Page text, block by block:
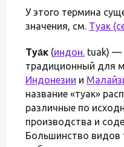
У этого термина
значения, см. Туак
Туа́к (индон. tuak) —
традиционный для
Индонезии и
название «туак»
различные по
производства и
Большинство видов